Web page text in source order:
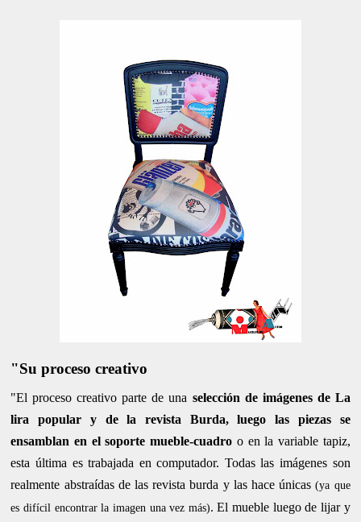
"Su proceso creativo
"El proceso creativo parte de una selección de imágenes de La
lira popular y de la revista Burda, luego las piezas se
ensamblan en el soporte mueble-cuadro o en la variable tapiz,
esta última es trabajada en computador. Todas las imágenes son
realmente abstraídas de las revista burda y las hace únicas(ya que
es difícil encontrar la imagen una vez más). El mueble luego de lijar y